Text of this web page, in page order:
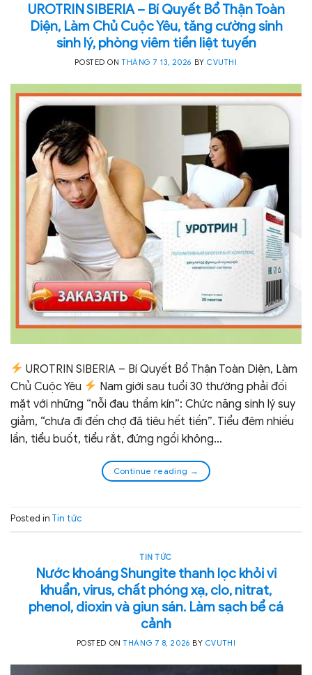
UROTRIN SIBERIA – Bí Quyết Bổ Thận Toàn
Diện, Làm Chủ Cuộc Yêu, tăng cường sinh
sinh lý, phòng viêm tiền liệt tuyến
POSTED ONTHÁNG 7 13, 2026 BYCVUTHI
UROTRIN SIBERIA – Bí Quyết Bổ Thận Toàn Diện, Làm
Chủ Cuộc Yêu
Nam giới sau tuổi 30 thường phải đối
mặt với những “nỗi đau thầm kín”: Chức năng sinh lý suy
giảm, “chưa đi đến chợ đã tiêu hết tiền”. Tiểu đêm nhiều
lần, tiểu buốt, tiểu rắt, đứng ngồi không…
Continue reading →
Posted in Tin tức
TIN TỨC
Nước khoáng Shungite thanh lọc khỏi vi
khuẩn, virus, chất phóng xạ, clo, nitrat,
phenol, dioxin và giun sán. Làm sạch bể cá
cảnh
POSTED ONTHÁNG 7 8, 2026 BY CVUTHI